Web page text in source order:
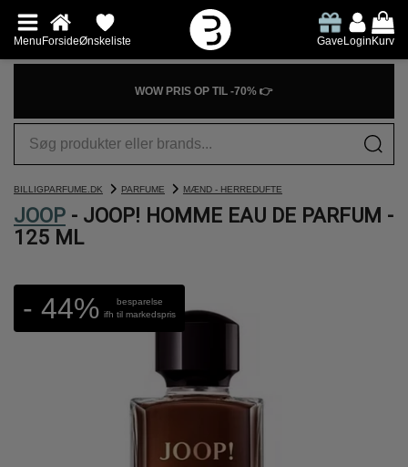
MenuForsideØnskeliste GaveLoginKurv
WOW PRIS OP TIL -70% 👉
BILLIGPARFUME.DK PARFUME MÆND - HERREDUFTE
JOOP - JOOP! HOMME EAU DE PARFUM -
125 ML
- 44%
besparelse
ifh til markedspris